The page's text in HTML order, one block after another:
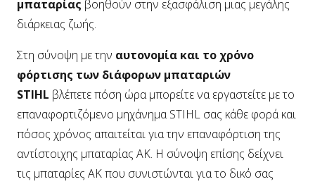
μπαταρίας βοηθούν στην εξασφάλιση μιας μεγάλης
διάρκειας ζωής.
Στη σύνοψη με την αυτονομία και το χρόνο
φόρτισης των διάφορων μπαταριών
STIHL βλέπετε πόση ώρα μπορείτε να εργαστείτε με το
επαναφορτιζόμενο μηχάνημα STIHL σας κάθε φορά και
πόσος χρόνος απαιτείται για την επαναφόρτιση της
αντίστοιχης μπαταρίας AK. Η σύνοψη επίσης δείχνει
τις μπαταρίες AK που συνιστώνται για το δικό σας